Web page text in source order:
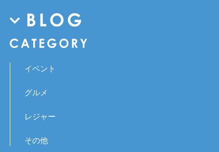
イベント
グルメ
レジャー
その他